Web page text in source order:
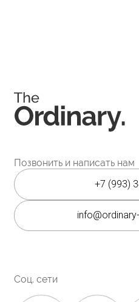
Косметика The INKEY
Корейская косметика
Скидки
Мессенджеры
Instagram является запрещённой